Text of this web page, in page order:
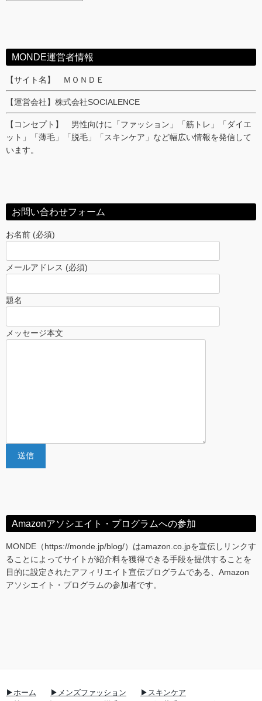
MONDE運営者情報
【サイト名】 ＭＯＮＤＥ
【運営会社】株式会社SOCIALENCE
【コンセプト】 男性向けに「ファッション」「筋トレ」「ダイエ
ット」「薄毛」「脱毛」「スキンケア」など幅広い情報を発信して
います。
お問い合わせフォーム
お名前 (必須)
メールアドレス (必須)
題名
メッセージ本文
Amazonアソシエイト・プログラムへの参加
MONDE（https://monde.jp/blog/）はamazon.co.jpを宣伝しリンクす
ることによってサイトが紹介料を獲得できる手段を提供することを
目的に設定されたアフィリエイト宣伝プログラムである、Amazon
アソシエイト・プログラムの参加者です。
▶ホーム ▶メンズファッション
▶スキンケア